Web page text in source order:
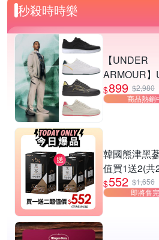
BenQ掛燈開學季購
滿1件享88
秒殺時時樂
【UNDER
ARMOUR】
Tempo 運動
多款任選
$899 $2,980
商品熱銷
韓國熊津黑
值買1送2(共
組)
$552 $1,656
即將售完